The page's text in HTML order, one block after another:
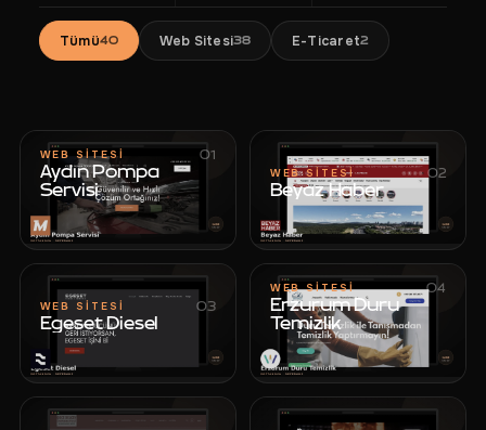
BAYILIK
İLETIŞIM
Tümü40 Web Sitesi38 E-Ticaret2
WEB SITESI 01
Aydın Pompa
Servisi
Aydın Pompa
Servisi
WEB SITESI 02
Beyaz Haber
Beyaz Haber
WEB SITESI 03
Egeset Diesel
Egeset Diesel
WEB SITESI 04
Erzurum Duru
Temizlik
Erzurum Duru
Temizlik